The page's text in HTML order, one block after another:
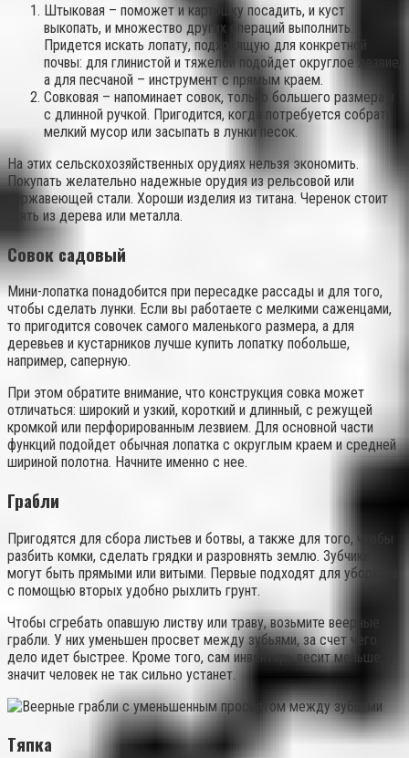
Штыковая – поможет и картошку посадить, и куст
выкопать, и множество других операций выполнить.
Придется искать лопату, подходящую для конкретной
почвы: для глинистой и тяжелой подойдет округлое лезвие,
а для песчаной – инструмент с прямым краем.
Совковая – напоминает совок, только большего размера и
с длинной ручкой. Пригодится, когда потребуется собрать
мелкий мусор или засыпать в лунки песок.
На этих сельскохозяйственных орудиях нельзя экономить.
Покупать желательно надежные орудия из рельсовой или
нержавеющей стали. Хороши изделия из титана. Черенок стоит
взять из дерева или металла.
Совок садовый
Мини-лопатка понадобится при пересадке рассады и для того,
чтобы сделать лунки. Если вы работаете с мелкими саженцами,
то пригодится совочек самого маленького размера, а для
деревьев и кустарников лучше купить лопатку побольше,
например, саперную.
При этом обратите внимание, что конструкция совка может
отличаться: широкий и узкий, короткий и длинный, с режущей
кромкой или перфорированным лезвием. Для основной части
функций подойдет обычная лопатка с округлым краем и средней
шириной полотна. Начните именно с нее.
Грабли
Пригодятся для сбора листьев и ботвы, а также для того, чтобы
разбить комки, сделать грядки и разровнять землю. Зубчики
могут быть прямыми или витыми. Первые подходят для уборки, а
с помощью вторых удобно рыхлить грунт.
Чтобы сгребать опавшую листву или траву, возьмите веерные
грабли. У них уменьшен просвет между зубьями, за счет чего
дело идет быстрее. Кроме того, сам инвентарь весит меньше, а
значит человек не так сильно устанет.
Тяпка